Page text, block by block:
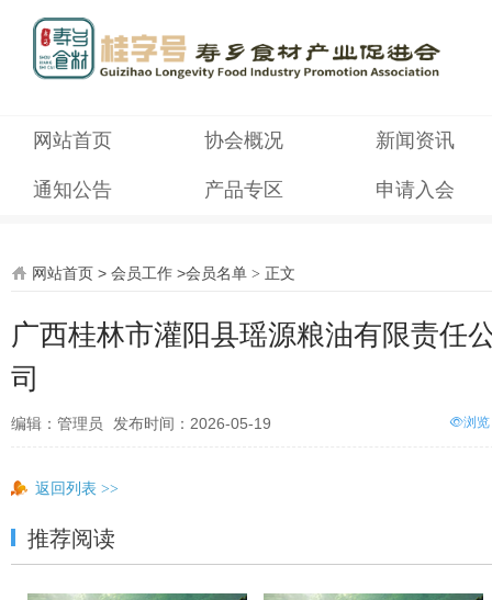
网站首页 协会概况 新闻资讯
通知公告 产品专区 申请入会
网站首页 > 会员工作 >会员名单 > 正文
广西桂林市灌阳县瑶源粮油有限责任
司
编辑：管理员 发布时间：2026-05-19 浏
返回列表 >>
推荐阅读